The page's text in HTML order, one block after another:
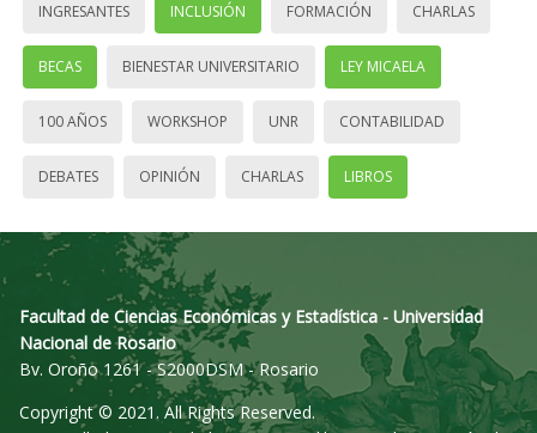
INGRESANTES INCLUSIÓN FORMACIÓN CHARLAS
BECAS BIENESTAR UNIVERSITARIO LEY MICAELA
100 AÑOS WORKSHOP UNR CONTABILIDAD
DEBATES OPINIÓN CHARLAS LIBROS
Facultad de Ciencias Económicas y Estadística - Universidad
Nacional de Rosario
Bv. Oroño 1261 - S2000DSM - Rosario
Copyright © 2021. All Rights Reserved.